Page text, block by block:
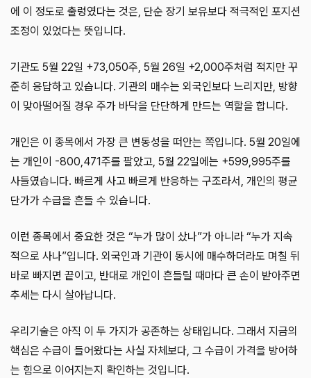
에 이 정도로 출렁였다는 것은, 단순 장기 보유보다 적극적인 포지션
조정이 있었다는 뜻입니다.
기관도 5월 22일 +73,050주, 5월 26일 +2,000주처럼 적지만 꾸
준히 응답하고 있습니다. 기관의 매수는 외국인보다 느리지만, 방향
이 맞아떨어질 경우 주가 바닥을 단단하게 만드는 역할을 합니다.
개인은 이 종목에서 가장 큰 변동성을 떠안는 쪽입니다. 5월 20일에
는 개인이 -800,471주를 팔았고, 5월 22일에는 +599,995주를
사들였습니다. 빠르게 사고 빠르게 반응하는 구조라서, 개인의 평균
단가가 수급을 흔들 수 있습니다.
이런 종목에서 중요한 것은 “누가 많이 샀나”가 아니라 “누가 지속
적으로 사나”입니다. 외국인과 기관이 동시에 매수하더라도 며칠 뒤
바로 빠지면 끝이고, 반대로 개인이 흔들릴 때마다 큰 손이 받아주면
추세는 다시 살아납니다.
우리기술은 아직 이 두 가지가 공존하는 상태입니다. 그래서 지금의
핵심은 수급이 들어왔다는 사실 자체보다, 그 수급이 가격을 방어하
는 힘으로 이어지는지 확인하는 것입니다.